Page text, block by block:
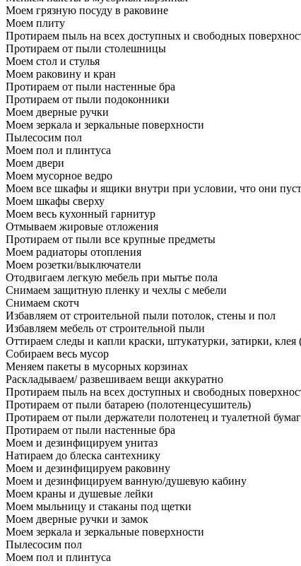
Моем грязную посуду в раковине
Моем плиту
Протираем пыль на всех доступных и свободных
Протираем от пыли столешницы
Моем стол и стулья
Моем раковину и кран
Протираем от пыли настенные бра
Протираем от пыли подоконники
Моем дверные ручки
Моем зеркала и зеркальные поверхности
Пылесосим пол
Моем пол и плинтуса
Моем двери
Моем мусорное ведро
Моем все шкафы и ящики внутри при условии, что они
Моем шкафы сверху
Моем весь кухонный гарнитур
Отмываем жировые отложения
Протираем от пыли все крупные предметы
Моем радиаторы отопления
Моем розетки/выключатели
Отодвигаем легкую мебель при мытье пола
Снимаем защитную пленку и чехлы с мебели
Снимаем скотч
Избавляем от строительной пыли потолок, стены и пол
Избавляем мебель от строительной пыли
Оттираем следы и капли краски, штукатурки, затирки,
Собираем весь мусор
Меняем пакеты в мусорных корзинах
Раскладываем/ развешиваем вещи аккуратно
Протираем пыль на всех доступных и свободных
Протираем от пыли батарею (полотенцесушитель)
Протираем от пыли держатели полотенец и туалетной
Протираем от пыли настенные бра
Моем и дезинфицируем унитаз
Натираем до блеска сантехнику
Моем и дезинфицируем раковину
Моем и дезинфицируем ванную/душевую кабину
Моем краны и душевые лейки
Моем мыльницу и стаканы под щетки
Моем дверные ручки и замок
Моем зеркала и зеркальные поверхности
Пылесосим пол
Моем пол и плинтуса